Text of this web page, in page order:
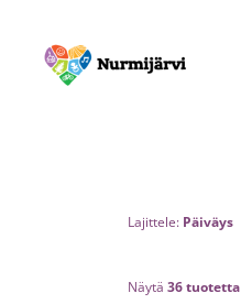
content
Lajittele: Päiväys
Näytä 36 tuotetta